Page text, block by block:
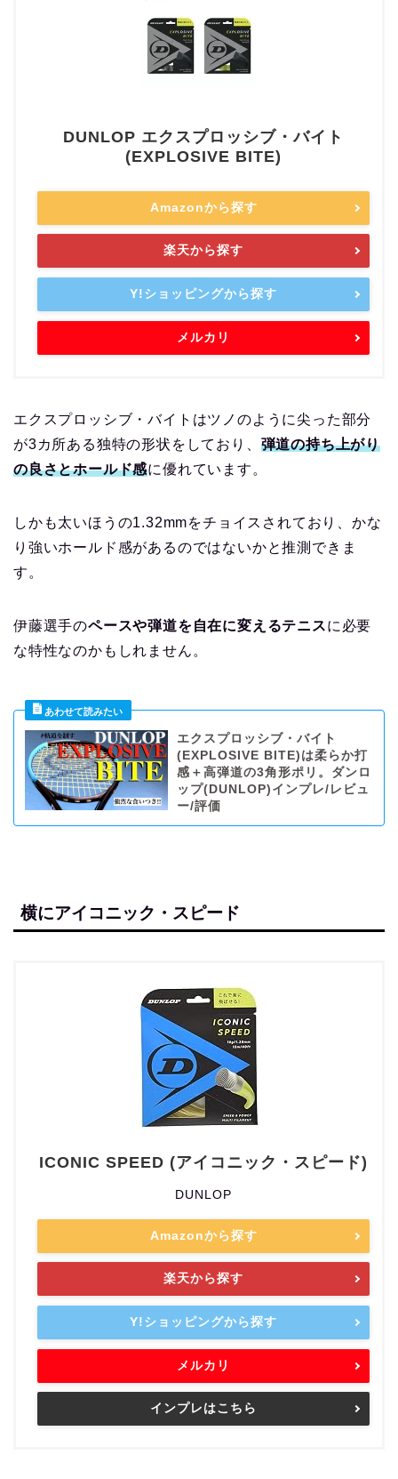
DUNLOP エクスプロッシブ・バイト
(EXPLOSIVE BITE)
Amazonから探す
楽天から探す
Y!ショッピングから探す
メルカリ
エクスプロッシブ・バイトはツノのように尖った部分
が3カ所ある独特の形状をしており、 弾道の持ち上がり
の良さとホールド感に優れています。
しかも太いほうの1.32mmをチョイスされており、かな
り強いホールド感があるのではないかと推測できま
す。
伊藤選手のペースや弾道を自在に変えるテニスに必要
な特性なのかもしれません。
エクスプロッシブ・バイト
(EXPLOSIVE BITE)は柔らか打
感＋高弾道の3角形ポリ。ダンロ
ップ(DUNLOP)インプレ/レビュ
ー/評価
横にアイコニック・スピード
ICONIC SPEED (アイコニック・スピード)
DUNLOP
Amazonから探す
楽天から探す
Y!ショッピングから探す
メルカリ
インプレはこちら